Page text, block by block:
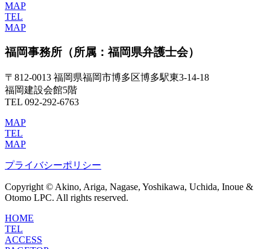
MAP
TEL
MAP
福岡事務所 （所属：福岡県弁護士会）
〒812-0013 福岡県福岡市博多区博多駅東3-14-18
福岡建設会館5階
TEL 092-292-6763
MAP
TEL
MAP
プライバシーポリシー
Copyright © Akino, Ariga, Nagase, Yoshikawa, Uchida, Inoue &
Otomo LPC. All rights reserved.
HOME
TEL
ACCESS